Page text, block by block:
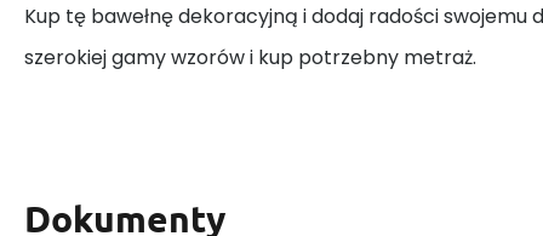
Kup tę bawełnę dekoracyjną i dodaj radości swojemu
szerokiej gamy wzorów i kup potrzebny metraż.
Dokumenty